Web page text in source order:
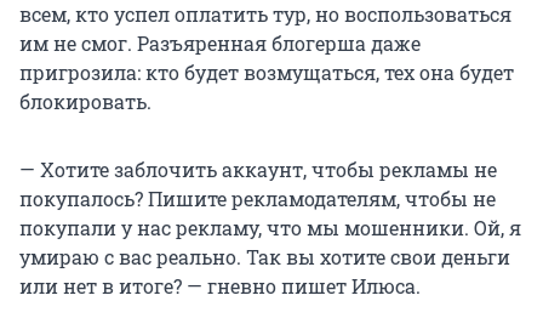
всем, кто успел оплатить тур, но воспользоваться
им не смог. Разъяренная блогерша даже
пригрозила: кто будет возмущаться, тех она будет
блокировать.
— Хотите заблочить аккаунт, чтобы рекламы не
покупалось? Пишите рекламодателям, чтобы не
покупали у нас рекламу, что мы мошенники. Ой, я
умираю с вас реально. Так вы хотите свои деньги
или нет в итоге? — гневно пишет Илюса.